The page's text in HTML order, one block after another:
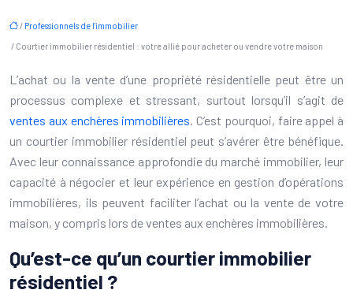
/ Professionnels de l'immobilier
/ Courtier immobilier résidentiel : votre allié pour acheter ou vendre votre maison
L’achat ou la vente d’une propriété résidentielle peut être un
processus complexe et stressant, surtout lorsqu’il s’agit de
ventes aux enchères immobilières . C’est pourquoi, faire appel à
un courtier immobilier résidentiel peut s’avérer être bénéfique.
Avec leur connaissance approfondie du marché immobilier, leur
capacité à négocier et leur expérience en gestion d’opérations
immobilières, ils peuvent faciliter l’achat ou la vente de votre
maison, y compris lors de ventes aux enchères immobilières.
Qu’est-ce qu’un courtier immobilier
résidentiel ?